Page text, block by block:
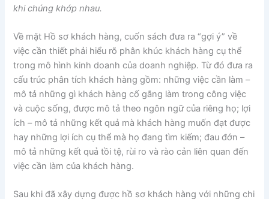
khi chúng khớp nhau.
Về mặt Hồ sơ khách hàng, cuốn sách đưa ra “gợi ý” về
việc cần thiết phải hiểu rõ phân khúc khách hàng cụ thể
trong mô hình kinh doanh của doanh nghiệp. Từ đó đưa ra
cấu trúc phân tích khách hàng gồm: những việc cần làm –
mô tả những gì khách hàng cố gắng làm trong công việc
và cuộc sống, được mô tả theo ngôn ngữ của riêng họ; lợi
ích – mô tả những kết quả mà khách hàng muốn đạt được
hay những lợi ích cụ thể mà họ đang tìm kiếm; đau đớn –
mô tả những kết quả tồi tệ, rùi ro và rào cản liên quan đến
việc cần làm của khách hàng.
Sau khi đã xây dựng được hồ sơ khách hàng với những chi